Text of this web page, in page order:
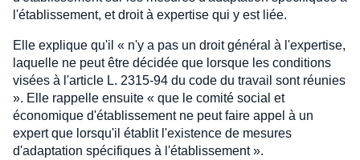
l'établissement, et droit à expertise qui y est liée.
Elle explique qu'il « n'y a pas un droit général à l'expertise,
laquelle ne peut être décidée que lorsque les conditions
visées à l'article L. 2315-94 du code du travail sont réunies
». Elle rappelle ensuite « que le comité social et
économique d'établissement ne peut faire appel à un
expert que lorsqu'il établit l'existence de mesures
d'adaptation spécifiques à l'établissement ».